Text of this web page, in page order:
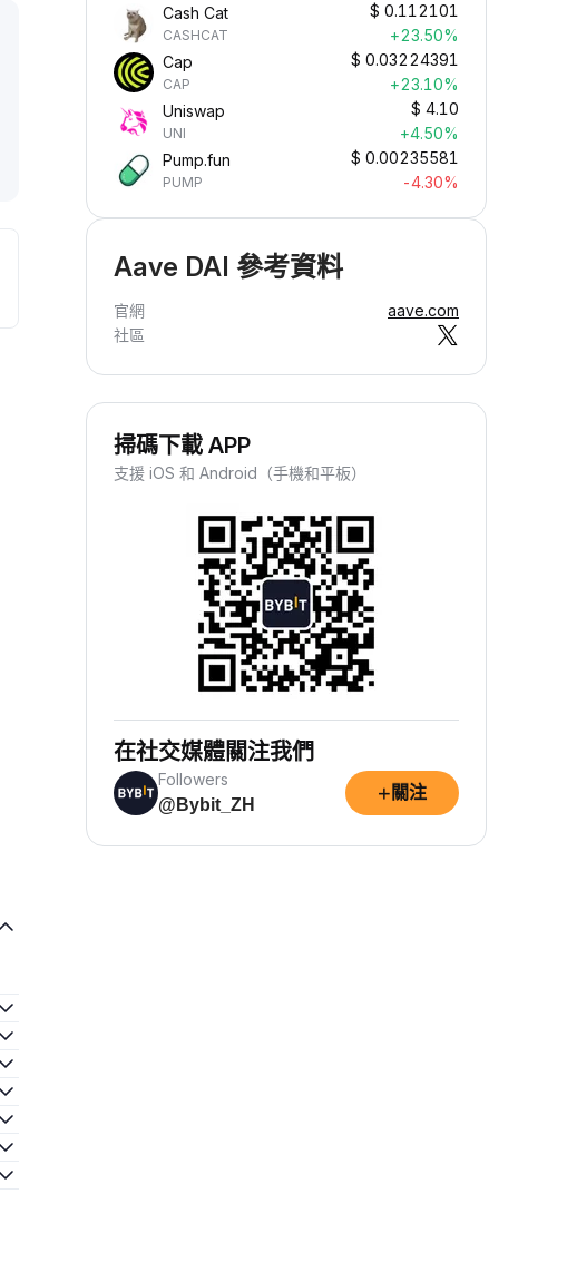
Cash Cat
CASHCAT
$ 0.112101
+23.50%
Cap
CAP
$ 0.03224391
+23.10%
Uniswap
UNI
$ 4.10
+4.50%
Pump.fun
PUMP
$ 0.00235581
-4.30%
Aave DAI 參考資料
官網
aave.com
社區
掃碼下載 APP
支援 iOS 和 Android（手機和平板）
在社交媒體關注我們
Followers
@Bybit_ZH
+ 關注